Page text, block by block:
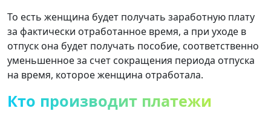
То есть женщина будет получать заработную плату
за фактически отработанное время, а при уходе в
отпуск она будет получать пособие, соответственно
уменьшенное за счет сокращения периода отпуска
на время, которое женщина отработала.
Кто производит платежи